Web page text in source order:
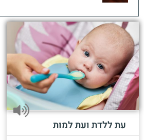
עת ללדת ועת למות